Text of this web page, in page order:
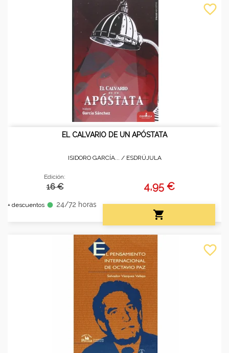
EL CALVARIO DE UN APÓSTATA
ISIDORO GARCÍA... / ESDRÚJULA
Edición:
16 €
+ descuentos fiber_manual_record 24/72 horas
4,95 €

favorite_border
favorite_border